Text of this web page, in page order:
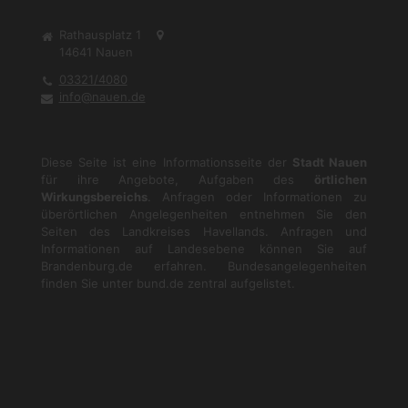
Rathausplatz 1
14641
Nauen
03321/4080
info@nauen.de
Diese Seite ist eine Informationsseite der Stadt Nauen
für ihre Angebote, Aufgaben des örtlichen
Wirkungsbereichs . Anfragen oder Informationen zu
überörtlichen Angelegenheiten entnehmen Sie den
Seiten des Landkreises Havellands. Anfragen und
Informationen auf Landesebene können Sie auf
Brandenburg.de
erfahren. Bundesangelegenheiten
finden Sie unter
bund.de zentral aufgelistet.